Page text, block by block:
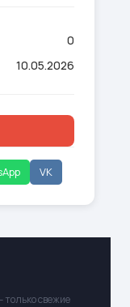
0
10.05.2026
VK
свежие